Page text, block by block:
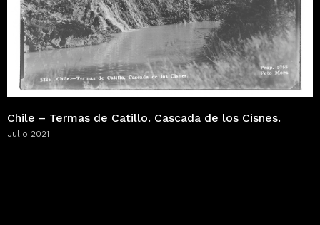
Chile – Termas de Catillo. Cascada de los Cisnes.
Julio 2021